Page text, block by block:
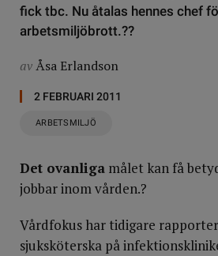
fick tbc. Nu åtalas hennes chef
arbetsmiljöbrott.??
avÅsa Erlandson
2 FEBRUARI 2011
ARBETSMILJÖ
Det ovanliga målet kan få
jobbar inom vården.?
Vårdfokus har tidigare
sjuksköterska på